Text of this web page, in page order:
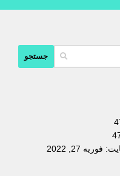
فوریه 27, 2022